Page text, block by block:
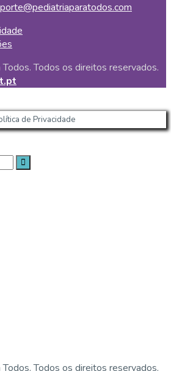
Todos os direitos reservados.
de Privacidade
Todos os direitos reservados.